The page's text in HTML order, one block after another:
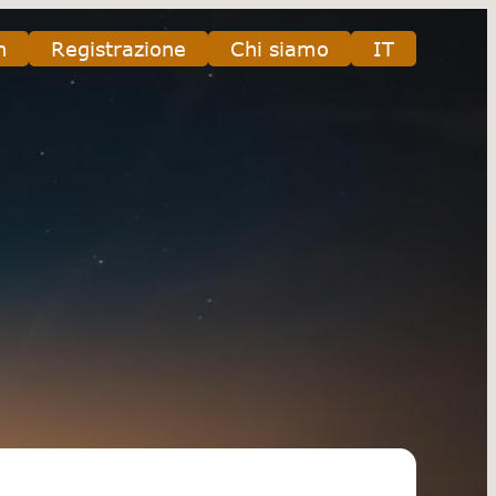
Registrazione Chi siamo IT